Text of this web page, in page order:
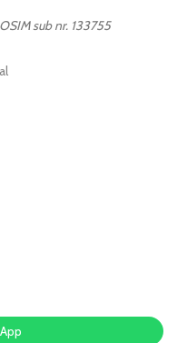
sub nr. 133755